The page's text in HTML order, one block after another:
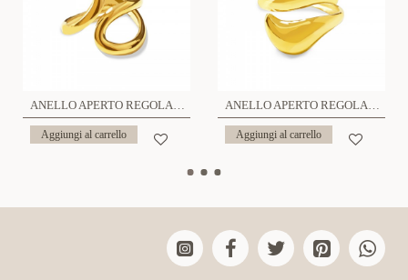
ANELLO APERTO REGOLABILE ONDA - YC25312B417
Aggiungi al carrello
ANELLO APERTO REGOLABILE - YC25312B422
Aggiungi al carrello